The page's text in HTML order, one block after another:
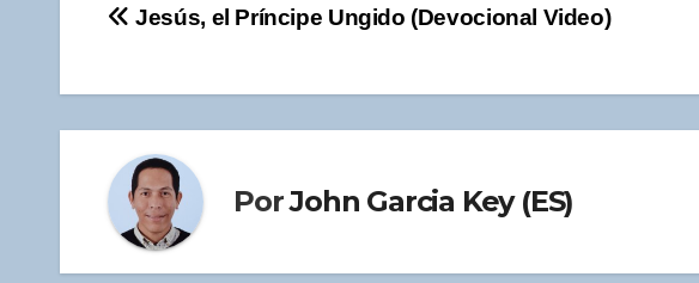
Navegación
entradas
Jesús, el Príncipe Ungido (Devocional Video)
PorJohn Garcia Key (ES)